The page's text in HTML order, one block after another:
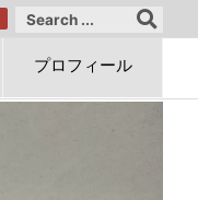
プロフィール